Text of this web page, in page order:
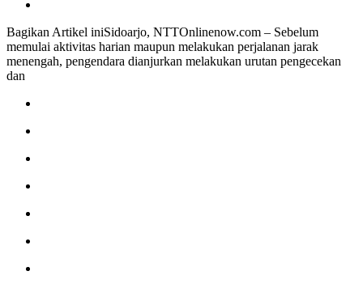
Bagikan Artikel iniSidoarjo, NTTOnlinenow.com – Sebelum
memulai aktivitas harian maupun melakukan perjalanan jarak
menengah, pengendara dianjurkan melakukan urutan pengecekan
dan